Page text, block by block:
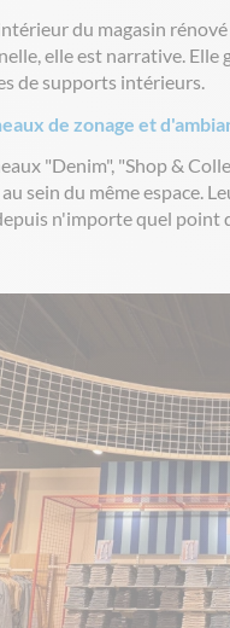
du magasin
elle est narrative. Elle
de supports intérieurs.
de zonage et
"Denim", "Shop &
sein du même espace.
n'importe quel point